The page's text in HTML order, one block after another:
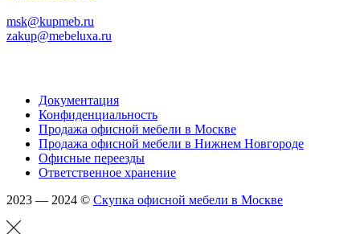
msk@kupmeb.ru
zakup@mebeluxa.ru
Документация
Конфиденциальность
Продажа офисной мебели в Москве
Продажа офисной мебели в Нижнем Новгороде
Офисные переезды
Ответственное хранение
2023 — 2024 © Скупка офисной мебели в Москве